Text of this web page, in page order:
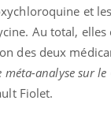
et
Au total,
des deux
analyse sur
Fiolet.